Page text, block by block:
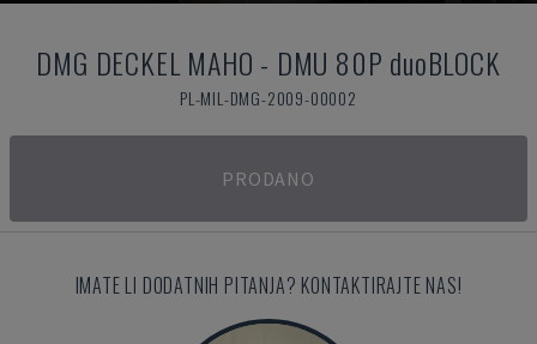
DMG DECKEL MAHO - DMU 80P duoBLOCK
PL-MIL-DMG-2009-00002
PRODANO
IMATE LI DODATNIH PITANJA? KONTAKTIRAJTE NAS!